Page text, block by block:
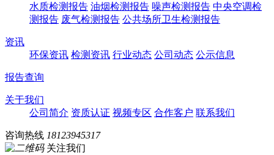
水质检测报告 油烟检测报告 噪声检测报告 中央空调检
测报告 废气检测报告 公共场所卫生检测报告
资讯
环保资讯 检测资讯 行业动态 公司动态 公示信息
报告查询
关于我们
公司简介 资质认证 视频专区 合作客户 联系我们
咨询热线 18123945317
关注我们